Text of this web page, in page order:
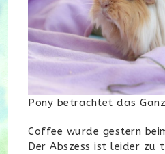
Pony betrachtet das
Coffee wurde gestern
Der Abszess ist leider zu